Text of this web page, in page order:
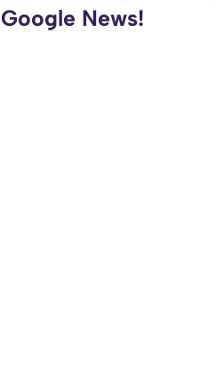
Google News!